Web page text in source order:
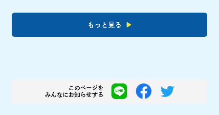
もっと見る
このページを
みんなにお知らせする